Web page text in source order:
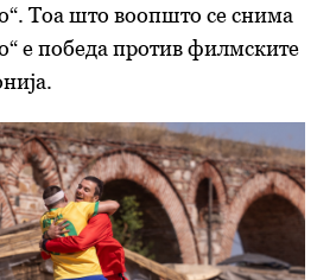
Тоа што воопшто се снима
е победа против филмските